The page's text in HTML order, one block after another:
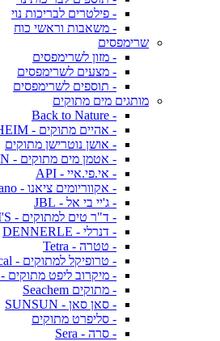
- פילטרים לבריכות נוי
- משאבות וראשי כוח
שרימפסים
- מזון לשרימפסים
- מצעים לשרימפסים
- תוספים לשרימפסים
מותגים מים מתוקים
- Back to Nature
- אהיים מתוקים - EHEIM
- אושן נוטרישן מתוקים
- אטמן מים מתוקים - ATMAN
- אי.פי.איי - API
- אקווריומים ציאנו - Ciano
- ג'יי בי אל - JBL
- ד"ר טים למתוקים - DR. TIM'S
- דנרלי - DENNERLE
- טטרה - Tetra
- טרופיקל למתוקים - Tropical
- מיקרוב ליפט מתוקים - MICROBE LIFT
- מתוקים Seachem
- סאן סאן - SUNSUN
- סליפרט מתוקים
- סרה - Sera